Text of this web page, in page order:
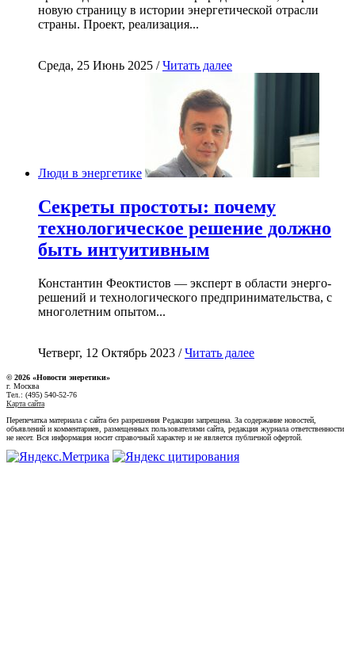
новую страницу в истории энергетической отрасли
страны. Проект, реализация...
Среда, 25 Июнь 2025 /Читать далее
Люди в энергетике
Секреты простоты: почему
технологическое решение должно
быть интуитивным
Константин Феоктистов — эксперт в области энерго-
решений и технологического предпринимательства, с
многолетним опытом...
Четверг, 12 Октябрь 2023 /Читать далее
© 2026 «Новости энеретики»
г. Москва
Тел.: (495) 540-52-76
Карта сайта
Перепечатка материала с сайта без разрешения Редакции запрещена. За содержание новостей,
объявлений и комментариев, размещенных пользователями сайта, редакция журнала ответственности
не несет. Вся информация носит справочный характер и не является публичной офертой.